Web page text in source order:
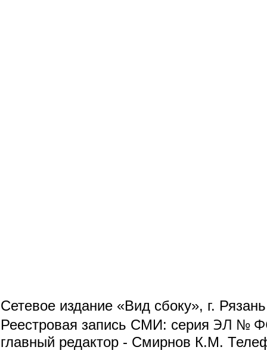
Сетевое издание «Вид сбоку», г.
Реестровая запись СМИ: серия ЭЛ №
главный редактор - Смирнов К.М.